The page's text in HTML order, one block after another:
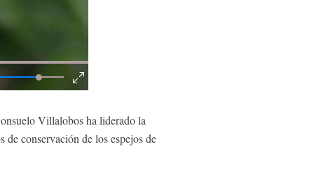
Villalobos ha liderado la
conservación de los espejos de